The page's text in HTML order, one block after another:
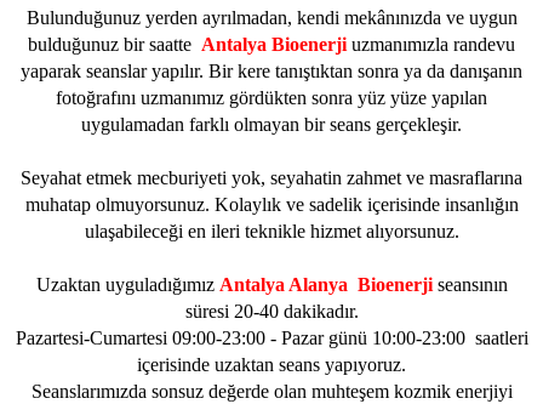
Bulunduğunuz yerden ayrılmadan, kendi mekânınızda ve uygun
bulduğunuz bir saatte Antalya Bioenerji uzmanımızla randevu
yaparak seanslar yapılır. Bir kere tanıştıktan sonra ya da danışanın
fotoğrafını uzmanımız gördükten sonra yüz yüze yapılan
uygulamadan farklı olmayan bir seans gerçekleşir.
Seyahat etmek mecburiyeti yok, seyahatin zahmet ve masraflarına
muhatap olmuyorsunuz. Kolaylık ve sadelik içerisinde insanlığın
ulaşabileceği en ileri teknikle hizmet alıyorsunuz.
Uzaktan uyguladığımız Antalya Alanya Bioenerji seansının
süresi 20-40 dakikadır.
Pazartesi-Cumartesi 09:00-23:00 - Pazar günü 10:00-23:00 saatleri
içerisinde uzaktan seans yapıyoruz.
Seanslarımızda sonsuz değerde olan muhteşem kozmik enerjiyi